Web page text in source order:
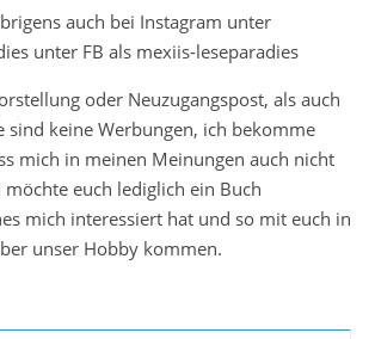
auch bei Instagram unter
unter FB als mexiis-leseparadies
oder Neuzugangspost, als auch
sind keine Werbungen, ich bekomme
mich in meinen Meinungen auch nicht
möchte euch lediglich ein Buch
mich interessiert hat und so mit euch in
unser Hobby kommen.